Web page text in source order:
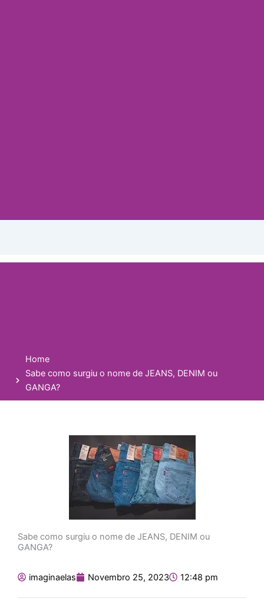
Home
Sabe como surgiu o nome de JEANS, DENIM ou
GANGA?
Sabe como surgiu o nome de JEANS, DENIM ou
GANGA?
imaginaelas Novembro 25, 2023 12:48 pm